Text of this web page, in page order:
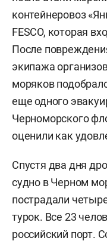
контейнеровоз
FESCO, которая
После
экипажа
моряков
еще одного
Черноморского
оценили как
Спустя два дня
судно в Черном
пострадали
турок. Все 23
российский порт.